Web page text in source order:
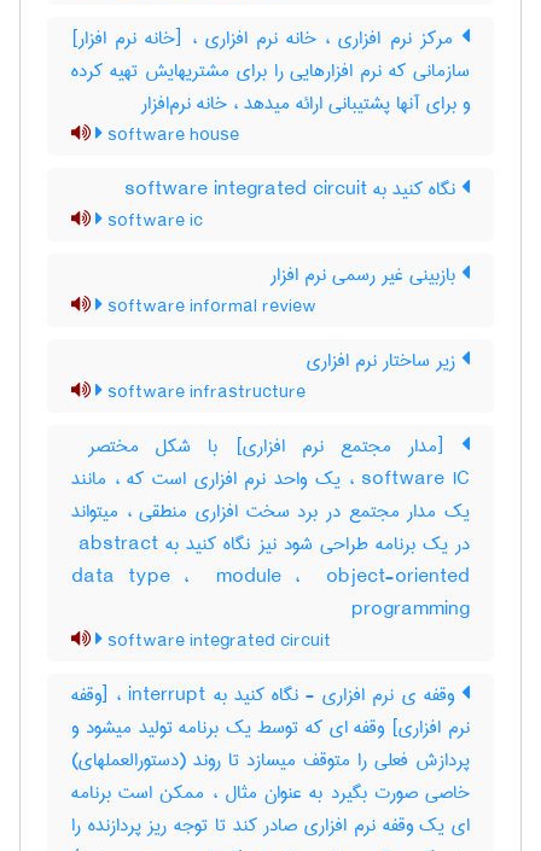
مرکز نرم افزاری ، خانه نرم افزاری ، [خانه نرم افزار]
سازمانی که نرم افزارهایی را برای مشتریهایش تهیه کرده
و برای آنها پشتیبانی ارائه میدهد ، خانه نرم‌افزار
software house
نگاه کنید به ‎ software integrated circuit
software ic
بازبینی غیر رسمی نرم ‌افزار
software informal review
زیر ساختار نرم افزاری
software infrastructure
software IC ، یک واحد نرم افزاری است که ، مانند
یک مدار مجتمع در برد سخت افزاری منطقی ، میتواند
در یک برنامه طراحی شود نیز نگاه کنید به ‎ abstract
data type ، ‎ module ، ‎ object-oriented
programming
software integrated circuit
وقفه ی نرم افزاری - نگاه کنید به interrupt ، [وقفه
نرم افزاری] وقفه ای که توسط یک برنامه تولید میشود و
پردازش فعلی را متوقف میسازد تا روند (دستورالعملهای)
خاصی صورت بگیرد به عنوان مثال ، ممکن است برنامه
ای یک وقفه نرم افزاری صادر کند تا توجه ریز پردازنده را